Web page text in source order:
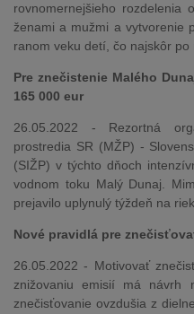
rovnomernejšieho rozdelenia
ženami a mužmi a vytvorenie
ranom veku detí, čo najskôr po
Pre znečistenie Malého
165 000 eur
26.05.2022 - Rezortná
prostredia SR (MŽP) -
(SIŽP) v týchto dňoch
vodnom toku Malý Dunaj.
prejavilo uplynulý týždeň na
Nové pravidlá pre
26.05.2022 - Motivovať
znižovaniu emisií má návrh
znečisťovanie ovzdušia z